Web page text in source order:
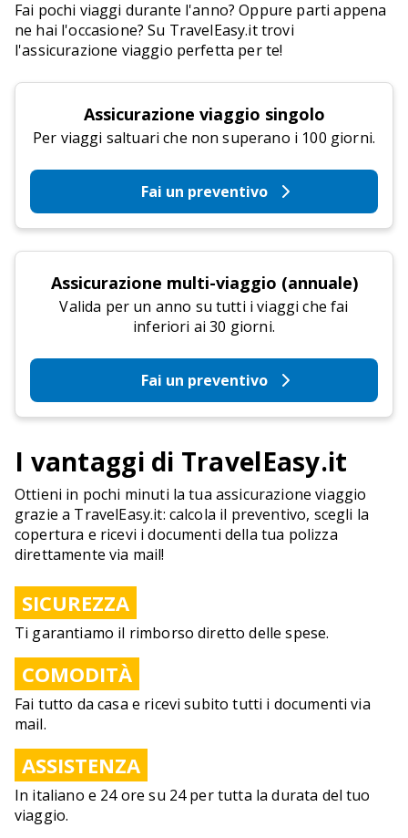
Fai pochi viaggi durante l'anno? Oppure parti appena
ne hai l'occasione? Su TravelEasy.it trovi
l'assicurazione viaggio perfetta per te!
Assicurazione viaggio singolo
Per viaggi saltuari che non superano i 100 giorni.
Fai un preventivo
Assicurazione multi-viaggio (annuale)
Valida per un anno su tutti i viaggi che fai
inferiori ai 30 giorni.
Fai un preventivo
I vantaggi di TravelEasy.it
Ottieni in pochi minuti la tua assicurazione viaggio
grazie a TravelEasy.it: calcola il preventivo, scegli la
copertura e ricevi i documenti della tua polizza
direttamente via mail!
SICUREZZA
Ti garantiamo il rimborso diretto delle spese.
COMODITÀ
Fai tutto da casa e ricevi subito tutti i documenti via
mail.
ASSISTENZA
In italiano e 24 ore su 24 per tutta la durata del tuo
viaggio.